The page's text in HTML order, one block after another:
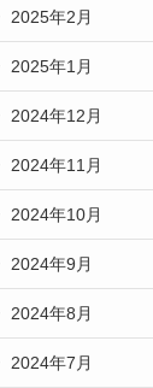
2025年2月
2025年1月
2024年12月
2024年11月
2024年10月
2024年9月
2024年8月
2024年7月